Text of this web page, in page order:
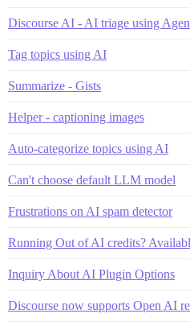
Discourse AI - AI triage using
Tag topics using AI
Summarize - Gists
Helper - captioning images
Auto-categorize topics using AI
Can't choose default LLM model
Frustrations on AI spam detector
Running Out of AI credits?
Inquiry About AI Plugin Options
Discourse now supports Open AI